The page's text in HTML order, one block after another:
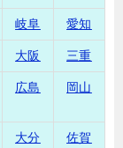
岐阜 愛知
大阪 三重
広島 岡山
大分 佐賀